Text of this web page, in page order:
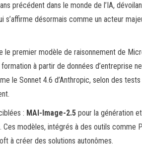
précédent dans le monde de l’IA,
désormais comme un acteur
le premier modèle de raisonnement de
à partir de données d’entreprise
le Sonnet 4.6 d’Anthropic, selon des
: MAI-Image-2.5 pour la génération
Ces modèles, intégrés à des outils
à créer des solutions autonômes.